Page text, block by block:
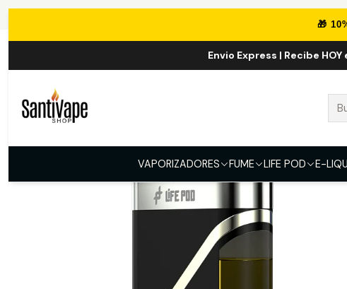
🎁
Envio Express | Recibe
VAPORIZADORES FUME LIFE POD E-